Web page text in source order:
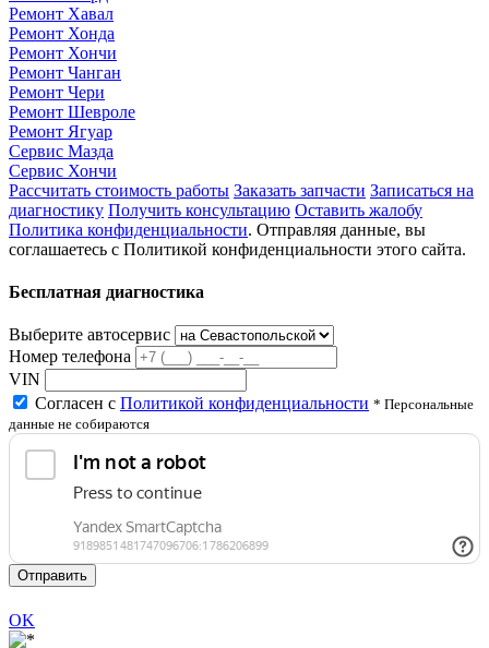
Ремонт Хавал
Ремонт Хонда
Ремонт Хончи
Ремонт Чанган
Ремонт Чери
Ремонт Шевроле
Ремонт Ягуар
Сервис Мазда
Сервис Хончи
Рассчитать стоимость работы Заказать запчасти Записаться на
диагностику Получить консультацию Оставить жалобу
Политика конфиденциальности. Отправляя данные, вы
соглашаетесь с Политикой конфиденциальности этого сайта.
Бесплатная диагностика
Выберите автосервис
Номер телефона
VIN
Согласен с Политикой конфиденциальности * Персональные
данные не собираются
Отправить
OK